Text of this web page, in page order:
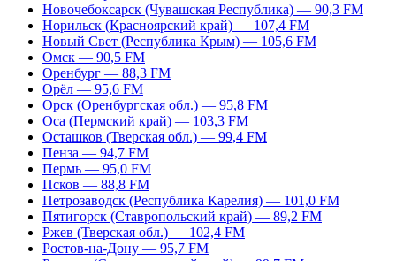
Новочебоксарск (Чувашская Республика) — 90,3 FM
Норильск (Красноярский край) — 107,4 FM
Новый Свет (Республика Крым) — 105,6 FM
Омск — 90,5 FM
Оренбург — 88,3 FM
Орёл — 95,6 FM
Орск (Оренбургская обл.) — 95,8 FM
Оса (Пермский край) — 103,3 FM
Осташков (Тверская обл.) — 99,4 FM
Пенза — 94,7 FM
Пермь — 95,0 FM
Псков — 88,8 FM
Петрозаводск (Республика Карелия) — 101,0 FM
Пятигорск (Ставропольский край) — 89,2 FM
Ржев (Тверская обл.) — 102,4 FM
Ростов-на-Дону — 95,7 FM